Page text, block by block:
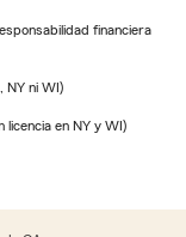
financiera
NY ni WI)
licencia en NY y WI)